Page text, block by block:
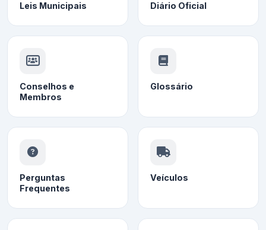
Leis Municipais Diário Oficial
Conselhos e
Membros
Glossário
Perguntas
Frequentes
Veículos